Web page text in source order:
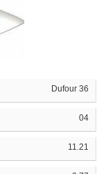
Dufour 36
04
11.21